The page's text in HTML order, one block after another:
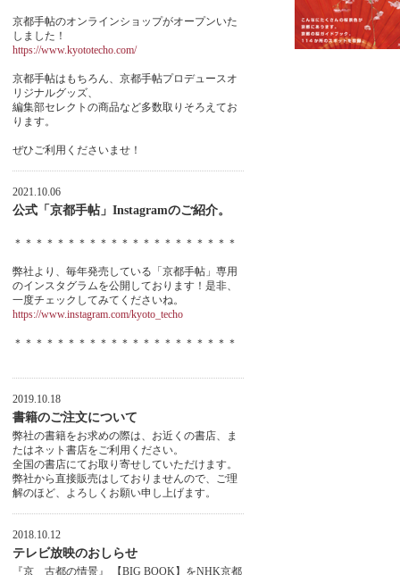
京都手帖のオンラインショップがオープンいた
しました！
https://www.kyototecho.com/
京都手帖はもちろん、京都手帖プロデュースオ
リジナルグッズ、
編集部セレクトの商品など多数取りそろえてお
ります。
ぜひご利用くださいませ！
2021.10.06
公式「京都手帖」Instagramのご紹介。
＊＊＊＊＊＊＊＊＊＊＊＊＊＊＊＊＊＊＊＊＊
弊社より、毎年発売している「京都手帖」専用
のインスタグラムを公開しております！是非、
一度チェックしてみてくださいね。
https://www.instagram.com/kyoto_techo
＊＊＊＊＊＊＊＊＊＊＊＊＊＊＊＊＊＊＊＊＊
2019.10.18
書籍のご注文について
弊社の書籍をお求めの際は、お近くの書店、ま
たはネット書店をご利用ください。
全国の書店にてお取り寄せしていただけます。
弊社から直接販売はしておりませんので、ご理
解のほど、よろしくお願い申し上げます。
2018.10.12
テレビ放映のおしらせ
『京 古都の情景』 【BIG BOOK】をNHK京都